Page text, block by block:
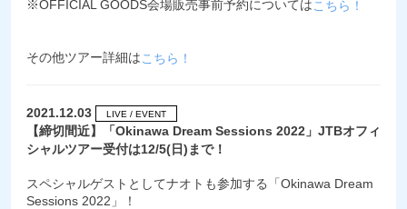
※OFFICIAL GOODS会場販売事前予約についてはこちら！
その他ツアー詳細はこちら！
2021.12.03 LIVE / EVENT
【締切間近】「Okinawa Dream Sessions 2022」JTBオフィ
シャルツアー受付は12/5(日)まで！
スペシャルゲストとしてナオトも参加する「Okinawa Dream
Sessions 2022」！